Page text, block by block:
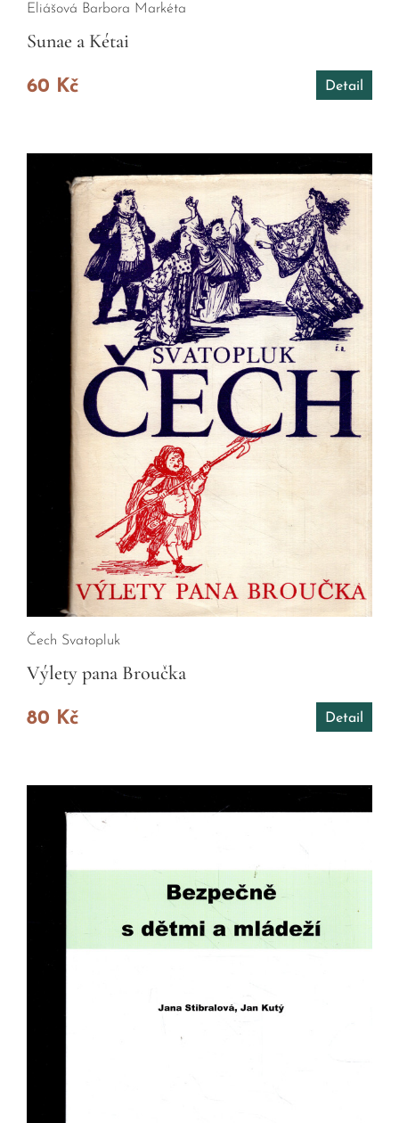
Eliášová Barbora Markéta
Sunae a Kétai
60 Kč Detail
Čech Svatopluk
Výlety pana Broučka
80 Kč Detail